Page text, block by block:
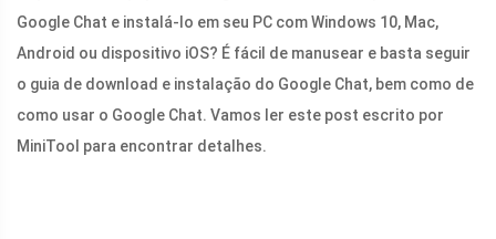
Google Chat e instalá-lo em seu PC com Windows 10, Mac,
Android ou dispositivo iOS? É fácil de manusear e basta seguir
o guia de download e instalação do Google Chat, bem como de
como usar o Google Chat. Vamos ler este post escrito por
MiniTool para encontrar detalhes.